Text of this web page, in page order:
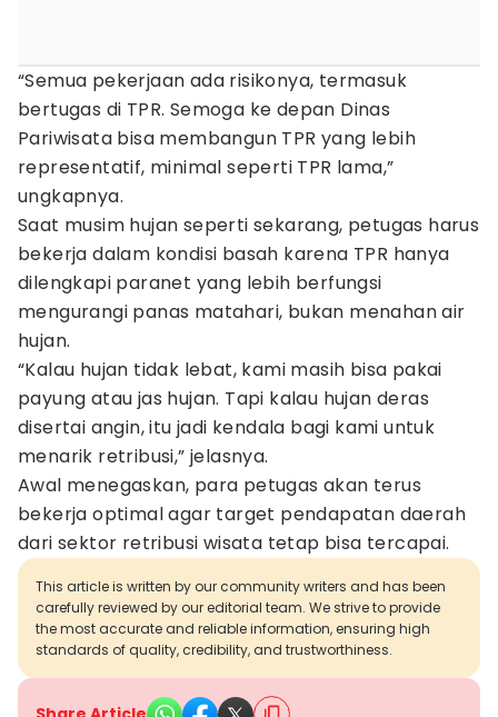
“Semua pekerjaan ada risikonya, termasuk
bertugas di TPR. Semoga ke depan Dinas
Pariwisata bisa membangun TPR yang lebih
representatif, minimal seperti TPR lama,”
ungkapnya.
Saat musim hujan seperti sekarang, petugas harus
bekerja dalam kondisi basah karena TPR hanya
dilengkapi paranet yang lebih berfungsi
mengurangi panas matahari, bukan menahan air
hujan.
“Kalau hujan tidak lebat, kami masih bisa pakai
payung atau jas hujan. Tapi kalau hujan deras
disertai angin, itu jadi kendala bagi kami untuk
menarik retribusi,” jelasnya.
Awal menegaskan, para petugas akan terus
bekerja optimal agar target pendapatan daerah
dari sektor retribusi wisata tetap bisa tercapai.
This article is written by our community writers and has been
carefully reviewed by our editorial team. We strive to provide
the most accurate and reliable information, ensuring high
standards of quality, credibility, and trustworthiness.